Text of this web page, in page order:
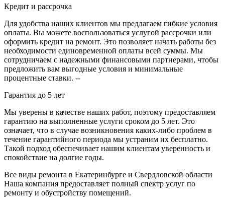
Кредит и рассрочка
Для удобства наших клиентов мы предлагаем гибкие условия
оплаты. Вы можете воспользоваться услугой рассрочки или
оформить кредит на ремонт. Это позволяет начать работы без
необходимости единовременной оплаты всей суммы. Мы
сотрудничаем с надежными финансовыми партнерами, чтобы
предложить вам выгодные условия и минимальные
процентные ставки. --
Гарантия до 5 лет
Мы уверены в качестве наших работ, поэтому предоставляем
гарантию на выполненные услуги сроком до 5 лет. Это
означает, что в случае возникновения каких-либо проблем в
течение гарантийного периода мы устраним их бесплатно.
Такой подход обеспечивает нашим клиентам уверенность и
спокойствие на долгие годы.
Все виды ремонта в Екатеринбурге и Свердловской области
Наша компания предоставляет полный спектр услуг по
ремонту и обустройству помещений.